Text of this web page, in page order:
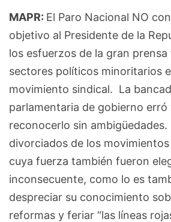
MAPR: El Paro Nacional NO
objetivo al Presidente de la
los esfuerzos de la gran
sectores políticos minoritarios
movimiento sindical. La
parlamentaria de gobierno erró
reconocerlo sin ambigüedades.
divorciados de los
cuya fuerza también fueron
inconsecuente, como lo es
despreciar su conocimiento
reformas y feriar “las líneas